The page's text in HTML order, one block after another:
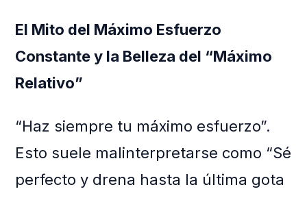
El Mito del Máximo Esfuerzo
Constante y la Belleza del “Máximo
Relativo”
“Haz siempre tu máximo esfuerzo”.
Esto suele malinterpretarse como “Sé
perfecto y drena hasta la última gota